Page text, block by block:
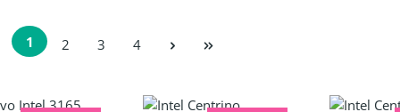
Seite
1 Seite
2 Seite
3 Seite
4